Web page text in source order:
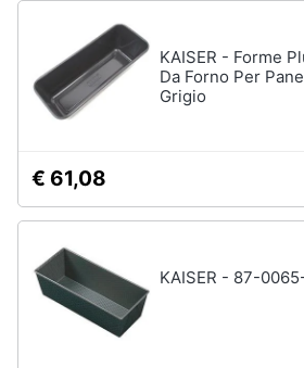
KAISER - Forme
Da Forno Per
Grigio
€ 61,08
KAISER - 87-